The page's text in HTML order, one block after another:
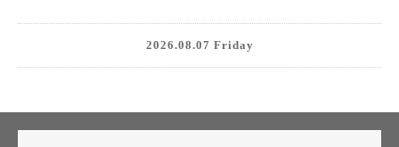
2026.08.07 Friday